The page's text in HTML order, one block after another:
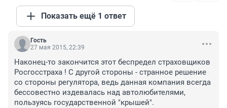
Показать ещё 1 ответ
Гость
27 мая 2015, 22:39
Наконец-то закончится этот беспредел страховщиков
Росгосстраха ! С другой стороны - странное решение
со стороны регулятора, ведь данная компания всегда
бессовестно издевалась над автолюбителями,
пользуясь государственной "крышей".